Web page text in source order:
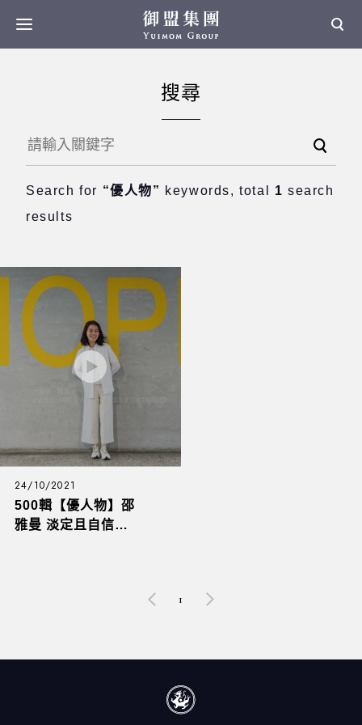
搜尋
Search for “優人物” keywords, total 1 search
results
24/10/2021
500輯【優⼈物】邵
雅曼 淡定且⾃信的
1